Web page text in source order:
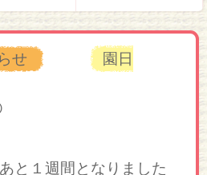
せ
園日
と１週間となりました